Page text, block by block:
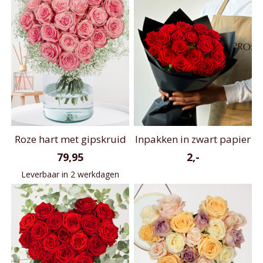
Roze hart met gipskruid
79,95
Leverbaar in 2 werkdagen
Inpakken in zwart papier
2,-